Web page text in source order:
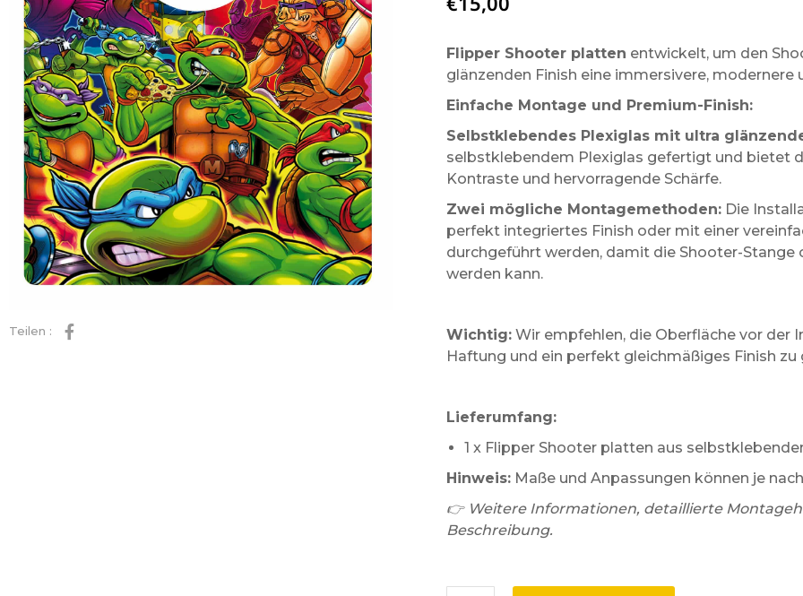
Teilen :
Flipper Shooter platten entwickelt, um den
glänzenden Finish eine immersivere,
Einfache Montage und Premium-Finish:
Selbstklebendes Plexiglas mit ultra
selbstklebendem Plexiglas gefertigt und bietet
Kontraste und hervorragende Schärfe.
Zwei mögliche Montagemethoden:Die
perfekt integriertes Finish oder mit einer
durchgeführt werden, damit die Shooter-
werden kann.
Wichtig:Wir empfehlen, die Oberfläche vor der
Haftung und ein perfekt gleichmäßiges Finish zu
Lieferumfang:
1 x Flipper Shooter platten aus
Hinweis:Maße und Anpassungen können je
👉 Weitere Informationen, detaillierte
Beschreibung.